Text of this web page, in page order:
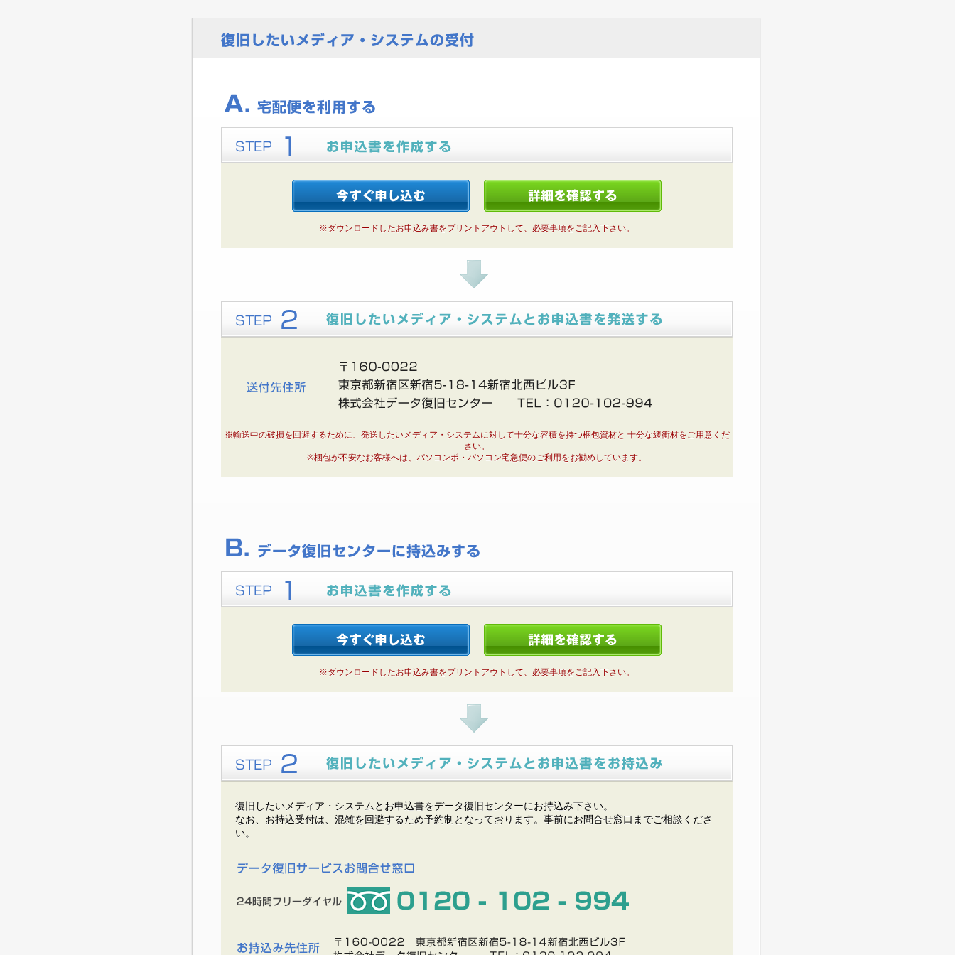
※ダウンロードしたお申込み書をプリントアウトして、必要事項をご記入下さい。
※輸送中の破損を回避するために、発送したいメディア・システムに対して十分な容積を持つ梱包資材と 十分な緩衝材をご用意くだ
さい。
※梱包が不安なお客様へは、パソコンポ・パソコン宅急便のご利用をお勧めしています。
※ダウンロードしたお申込み書をプリントアウトして、必要事項をご記入下さい。
復旧したいメディア・システムとお申込書をデータ復旧センターにお持込み下さい。
なお、お持込受付は、混雑を回避するため予約制となっております。事前にお問合せ窓口までご相談くださ
い。